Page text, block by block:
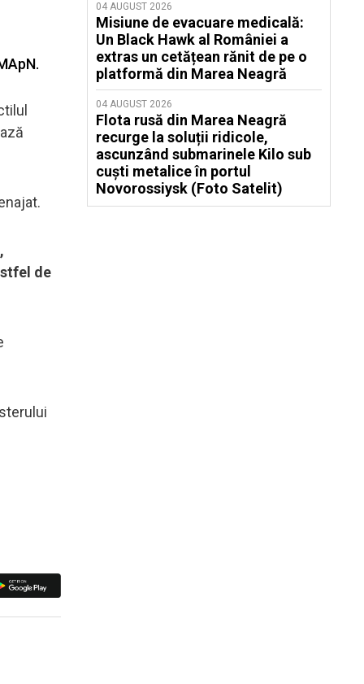
de
04 AUGUST 2026
Misiune de evacuare medicală:
Un Black Hawk al României a
extras un cetățean rănit de pe o
platformă din Marea Neagră
04 AUGUST 2026
Flota rusă din Marea Neagră
recurge la soluții ridicole,
ascunzând submarinele Kilo sub
cuști metalice în portul
Novorossiysk (Foto Satelit)